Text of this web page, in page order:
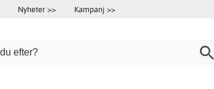
Nyheter >> Kampanj >>